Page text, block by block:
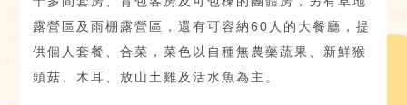
露營區及雨棚露營區，還有可容納60人的大餐廳，提
供個人套餐、合菜，菜色以自種無農藥蔬果、新鮮猴
頭菇、木耳、放山土雞及活水魚為主。